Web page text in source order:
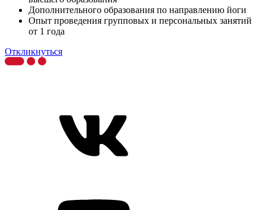
Дополнительного образования по направлению йоги
Опыт проведения групповых и персональных занятий
от 1 года
Откликнуться